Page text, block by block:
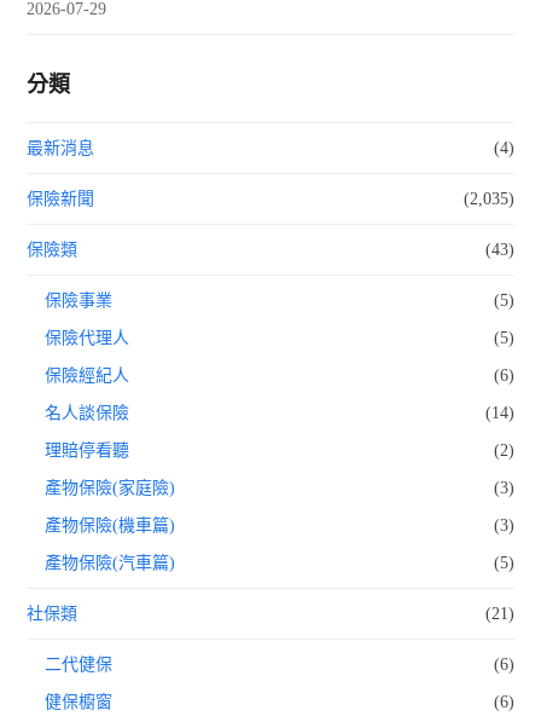
2026-07-29
分類
最新消息 (4)
保險新聞 (2,035)
保險類 (43)
保險事業 (5)
保險代理人 (5)
保險經紀人 (6)
名人談保險 (14)
理賠停看聽 (2)
產物保險(家庭險) (3)
產物保險(機車篇) (3)
產物保險(汽車篇) (5)
社保類 (21)
二代健保 (6)
健保櫥窗 (6)